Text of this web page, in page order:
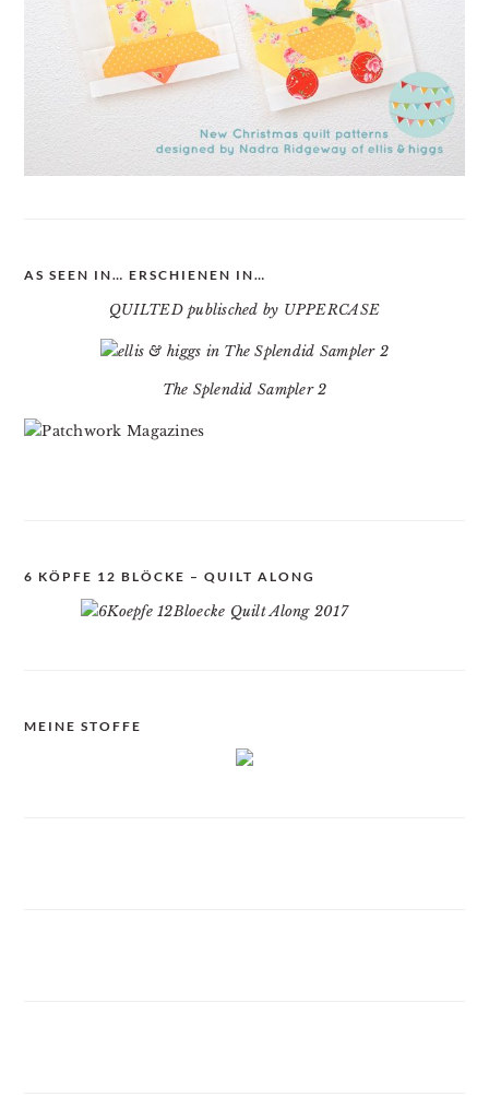
AS SEEN IN… ERSCHIENEN IN…
QUILTED publisched by UPPERCASE
The Splendid Sampler 2
6 KÖPFE 12 BLÖCKE – QUILT ALONG
MEINE STOFFE